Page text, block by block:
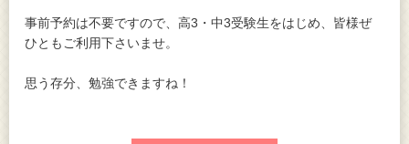
事前予約は不要ですので、高3・中3受験生をはじめ、皆様ぜ
ひともご利用下さいませ。
思う存分、勉強できますね！